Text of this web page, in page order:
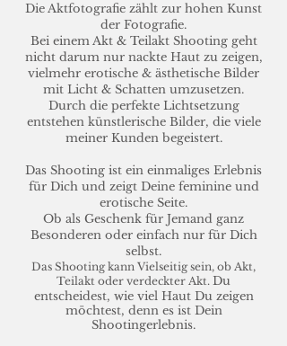
Die Aktfotografie zählt zur hohen Kunst
der Fotografie.
Bei einem Akt & Teilakt Shooting geht
nicht darum nur nackte Haut zu zeigen,
vielmehr erotische & ästhetische Bilder
mit Licht & Schatten umzusetzen.
Durch die perfekte Lichtsetzung
entstehen künstlerische Bilder, die viele
meiner Kunden begeistert.
Das Shooting ist ein einmaliges Erlebnis
für Dich und zeigt Deine feminine und
erotische Seite.
Ob als Geschenk für Jemand ganz
Besonderen oder einfach nur für Dich
selbst.
Das Shooting kann Vielseitig sein, ob Akt,
Teilakt oder verdeckter Akt. Du
entscheidest, wie viel Haut Du zeigen
möchtest, denn es ist Dein
Shootingerlebnis.